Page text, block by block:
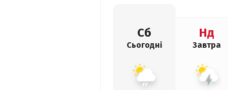
Сб
Сьогодні
Нд
Завтра